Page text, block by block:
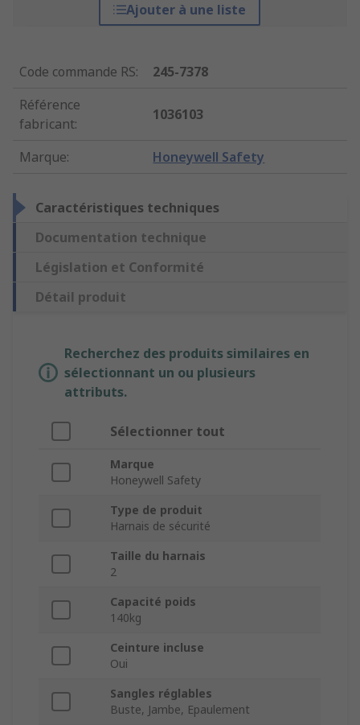
Ajouter à une liste
Code commande RS:
245-7378
Référence
fabricant:
1036103
Marque: Honeywell Safety
Caractéristiques techniques
Documentation technique
Législation et Conformité
Détail produit
Recherchez des produits similaires en
sélectionnant un ou plusieurs
attributs.
Sélectionner tout
Marque
Honeywell Safety
Type de produit
Harnais de sécurité
Taille du harnais
2
Capacité poids
140kg
Ceinture incluse
Oui
Sangles réglables
Buste, Jambe, Epaulement